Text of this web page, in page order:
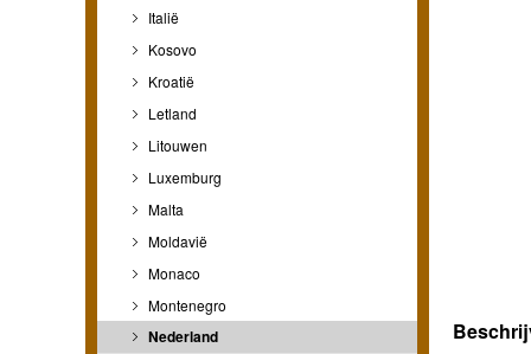
Italië
Kosovo
Kroatië
Letland
Litouwen
Luxemburg
Malta
Moldavië
Monaco
Montenegro
Nederland